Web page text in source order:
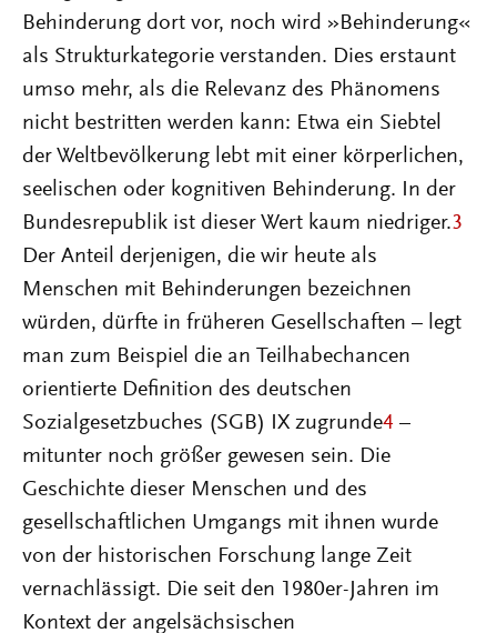
Behinderung dort vor, noch wird »Behinderung«
als Strukturkategorie verstanden. Dies erstaunt
umso mehr, als die Relevanz des Phänomens
nicht bestritten werden kann: Etwa ein Siebtel
der Weltbevölkerung lebt mit einer körperlichen,
seelischen oder kognitiven Behinderung. In der
Bundesrepublik ist dieser Wert kaum niedriger.3
Der Anteil derjenigen, die wir heute als
Menschen mit Behinderungen bezeichnen
würden, dürfte in früheren Gesellschaften – legt
man zum Beispiel die an Teilhabechancen
orientierte Definition des deutschen
Sozialgesetzbuches (SGB) IX zugrunde4 –
mitunter noch größer gewesen sein. Die
Geschichte dieser Menschen und des
gesellschaftlichen Umgangs mit ihnen wurde
von der historischen Forschung lange Zeit
vernachlässigt. Die seit den 1980er-Jahren im
Kontext der angelsächsischen